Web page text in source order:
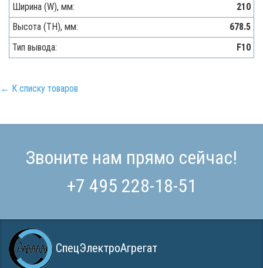
Ширина (W), мм:
210
Высота (TH), мм:
678.5
Тип вывода:
F10
← К списку товаров
Звоните нам прямо сейчас!
+7 495 228-18-51
СпецЭлектроАгрегат